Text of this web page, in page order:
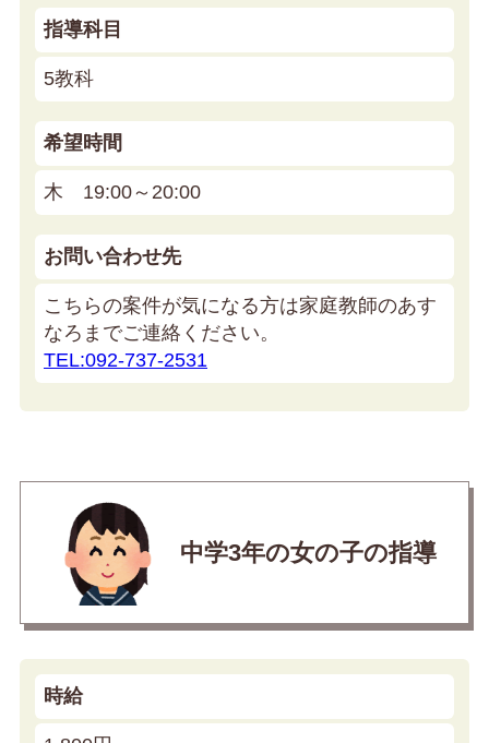
指導科目
5教科
希望時間
木 19:00～20:00
お問い合わせ先
こちらの案件が気になる方は家庭教師のあす
なろまでご連絡ください。
TEL:092-737-2531
中学3年の女の子の指導
時給